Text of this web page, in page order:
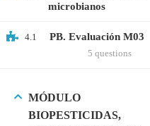
microbianos
4.1 PB. Evaluación M03
5 questions
BIOPESTICIDAS,
Gratis
Medicina